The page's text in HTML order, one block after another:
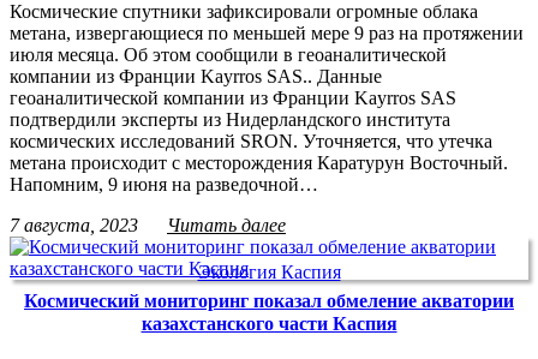
Космические спутники зафиксировали огромные облака
метана, извергающиеся по меньшей мере 9 раз на протяжении
июля месяца. Об этом сообщили в геоаналитической
компании из Франции Kayrros SAS.. Данные
геоаналитической компании из Франции Kayrros SAS
подтвердили эксперты из Нидерландского института
космических исследований SRON. Уточняется, что утечка
метана происходит с месторождения Каратурун Восточный.
Напомним, 9 июня на разведочной…
7 августа, 2023
Читать далее
Экология Каспия
Космический мониторинг показал обмеление акватории
казахстанского части Каспия